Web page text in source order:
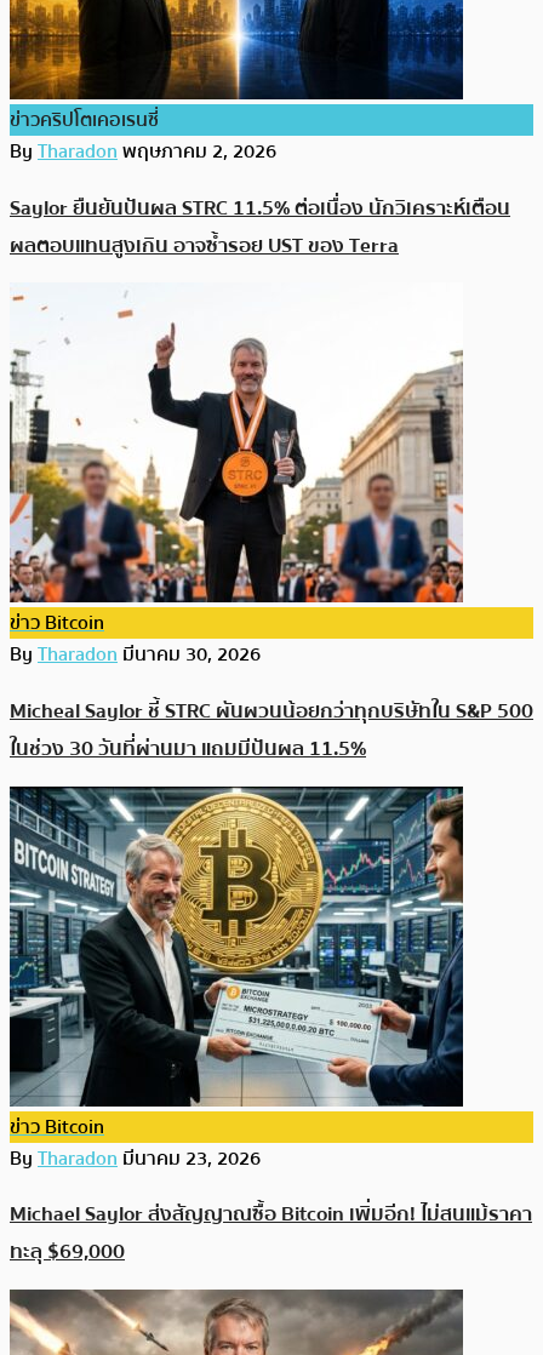
ข่าวคริปโตเคอเรนซี่
ByTharadonพฤษภาคม 2, 2026
Saylor ยืนยันปันผล STRC 11.5% ต่อเนื่อง นักวิเคราะห์เตือน
ผลตอบแทนสูงเกิน อาจซ้ำรอย UST ของ Terra
ข่าว Bitcoin
ByTharadonมีนาคม 30, 2026
Micheal Saylor ชี้ STRC ผันผวนน้อยกว่าทุกบริษัทใน S&P 500
ในช่วง 30 วันที่ผ่านมา แถมมีปันผล 11.5%
ข่าว Bitcoin
ByTharadonมีนาคม 23, 2026
Michael Saylor ส่งสัญญาณซื้อ Bitcoin เพิ่มอีก! ไม่สนแม้ราคา
ทะลุ $69,000